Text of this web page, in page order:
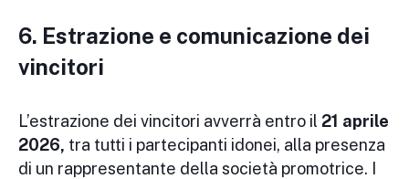
6. Estrazione e comunicazione dei
vincitori
L’estrazione dei vincitori avverrà entro il 21 aprile
2026, tra tutti i partecipanti idonei, alla presenza
di un rappresentante della società promotrice. I